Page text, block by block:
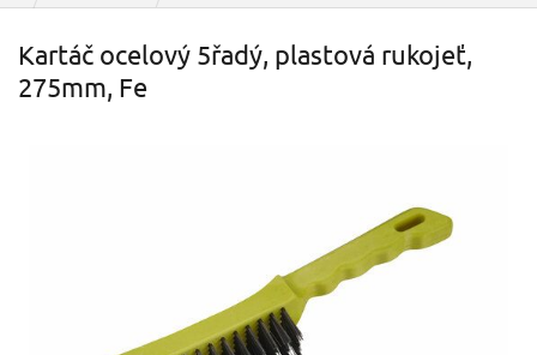
Kartáč ocelový 5řadý, plastová rukojeť,
275mm, Fe